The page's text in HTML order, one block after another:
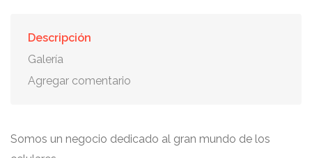
Descripción
Galería
Agregar comentario
Somos un negocio dedicado al gran mundo de los